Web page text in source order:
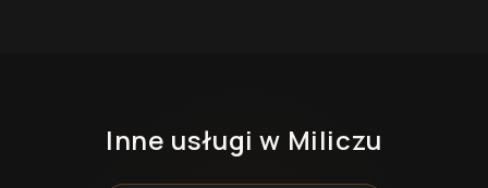
Inne usługiw Miliczu